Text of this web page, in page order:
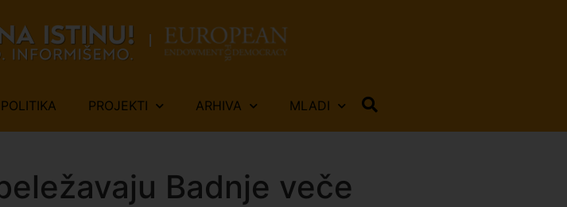
POLITIKA PROJEKTI ARHIVA MLADI
Badnje veče